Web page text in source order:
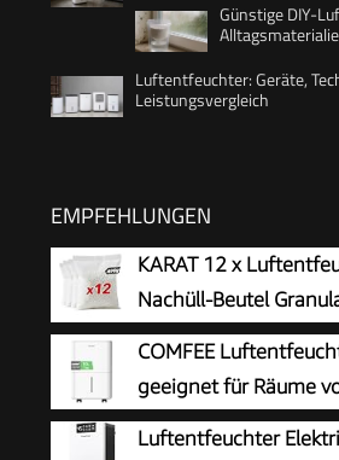
Günstige DIY-
Luftentfeuchter: Geräte,
Leistungsvergleich
EMPFEHLUNGEN
KARAT 12 x
Nachüll-Beutel
Raumentfeuchter
wiederverwendbar
400g)
COMFEE
geeignet für Räume
Kubikmetern (16
Luftentfeuchter